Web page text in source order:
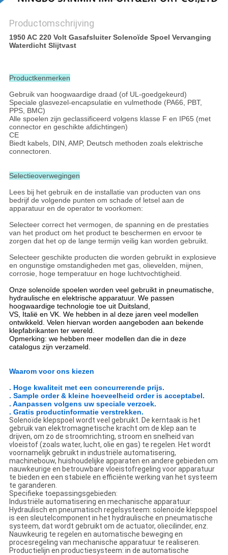
Productomschrijving
1950 AC 220 Volt Gasafsluiter Solenoïde Spoel Vervanging
Waterdicht Slijtvast
Productkenmerken
Gebruik van hoogwaardige draad (of UL-goedgekeurd)
Speciale glasvezel-encapsulatie en vulmethode (PA66, PBT,
PPS, BMC)
Alle spoelen zijn geclassificeerd volgens klasse F en IP65 (met
connector en geschikte afdichtingen)
CE
Biedt kabels, DIN, AMP, Deutsch methoden zoals elektrische
connectoren.
Selectieoverwegingen
Lees bij het gebruik en de installatie van producten van ons
bedrijf de volgende punten om schade of letsel aan de
apparatuur en de operator te voorkomen:
Selecteer correct het vermogen, de spanning en de prestaties
van het product om het product te beschermen en ervoor te
zorgen dat het op de lange termijn veilig kan worden gebruikt.
Selecteer geschikte producten die worden gebruikt in explosieve
en ongunstige omstandigheden met gas, olievelden, mijnen,
corrosie, hoge temperatuur en hoge luchtvochtigheid.
Onze solenoïde spoelen worden veel gebruikt in pneumatische,
hydraulische en elektrische apparatuur. We passen
hoogwaardige technologie toe uit Duitsland,
VS, Italië en VK. We hebben in al deze jaren veel modellen
ontwikkeld. Velen hiervan worden aangeboden aan bekende
klepfabrikanten ter wereld.
Opmerking: we hebben meer modellen dan die in deze
catalogus zijn verzameld.
Waarom voor ons kiezen
. Hoge kwaliteit met een concurrerende prijs.
. Sample order & kleine hoeveelheid order is acceptabel.
. Aanpassen volgens uw speciale verzoek.
. Gratis productinformatie verstrekken.
Solenoïde klepspoel wordt veel gebruikt. De kerntaak is het
gebruik van elektromagnetische kracht om de klep aan te
drijven, om zo de stroomrichting, stroom en snelheid van
vloeistof (zoals water, lucht, olie en gas) te regelen. Het wordt
voornamelijk gebruikt in industriële automatisering,
machinebouw, huishoudelijke apparaten en andere gebieden om
nauwkeurige en betrouwbare vloeistofregeling voor apparatuur
te bieden en een stabiele en efficiënte werking van het systeem
te garanderen.
Specifieke toepassingsgebieden:
Industriële automatisering en mechanische apparatuur:
Hydraulisch en pneumatisch regelsysteem: solenoïde klepspoel
is een sleutelcomponent in het hydraulische en pneumatische
systeem, dat wordt gebruikt om de actuator, oliecilinder, enz.
Nauwkeurig te regelen en automatische beweging en
procesregeling van mechanische apparatuur te realiseren.
Productielijn en productiesysteem: in de automatische